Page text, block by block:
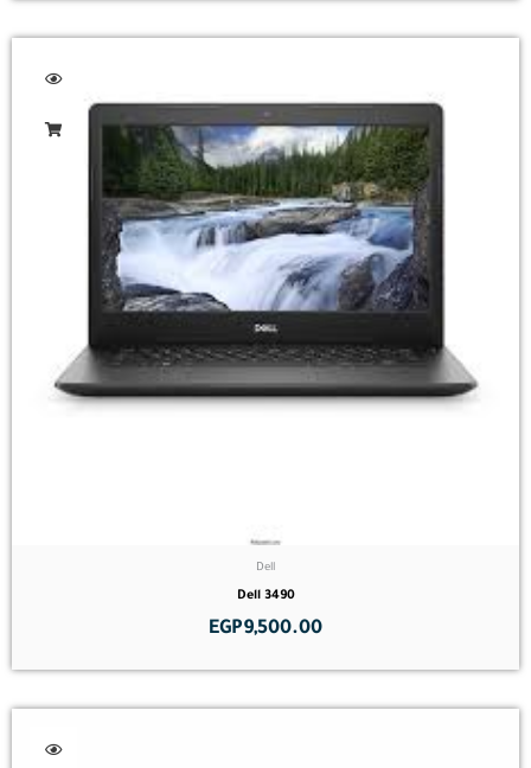
Dell
Dell 3490
EGP9,500.00